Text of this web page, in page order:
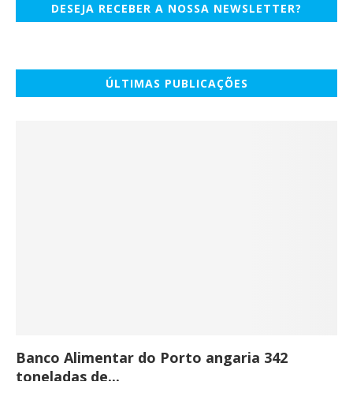
DESEJA RECEBER A NOSSA NEWSLETTER?
ÚLTIMAS PUBLICAÇÕES
Banco Alimentar do Porto angaria 342
toneladas de...